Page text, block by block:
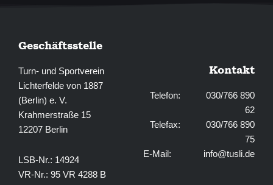
Geschäftsstelle
Turn- und Sportverein
Lichterfelde von 1887
(Berlin) e. V.
Krahmerstraße 15
12207 Berlin
LSB-Nr.: 14924
VR-Nr.: 95 VR 4288 B
Kontakt
Telefon: 030/766 890
62
Telefax: 030/766 890
75
E-Mail: info@tusli.de